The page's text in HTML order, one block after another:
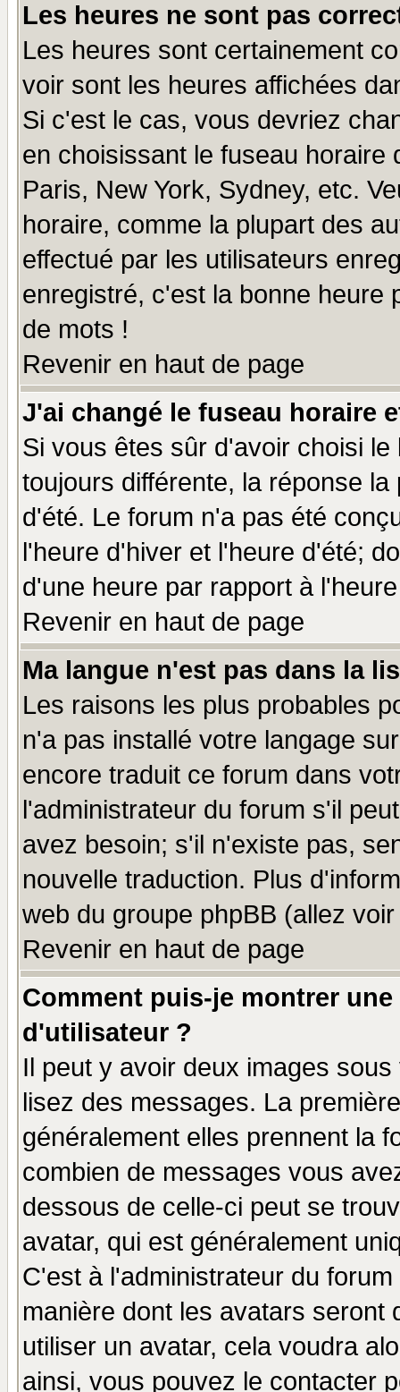
Les heures ne sont pas
Les heures sont certainement
voir sont les heures affichées
Si c'est le cas, vous devriez
en choisissant le fuseau
Paris, New York, Sydney, etc.
horaire, comme la plupart des
effectué par les utilisateurs
enregistré, c'est la bonne heure
de mots !
Revenir en haut de page
J'ai changé le fuseau horaire
Si vous êtes sûr d'avoir choisi
toujours différente, la réponse
d'été. Le forum n'a pas été
l'heure d'hiver et l'heure d'été;
d'une heure par rapport à
Revenir en haut de page
Ma langue n'est pas dans la
Les raisons les plus probables
n'a pas installé votre langage
encore traduit ce forum dans
l'administrateur du forum s'il
avez besoin; s'il n'existe pas,
nouvelle traduction. Plus
web du groupe phpBB (allez
Revenir en haut de page
Comment puis-je montrer
d'utilisateur ?
Il peut y avoir deux images
lisez des messages. La
généralement elles prennent la
combien de messages vous
dessous de celle-ci peut se
avatar, qui est généralement
C'est à l'administrateur du
manière dont les avatars seront
utiliser un avatar, cela voudra
ainsi, vous pouvez le contacter